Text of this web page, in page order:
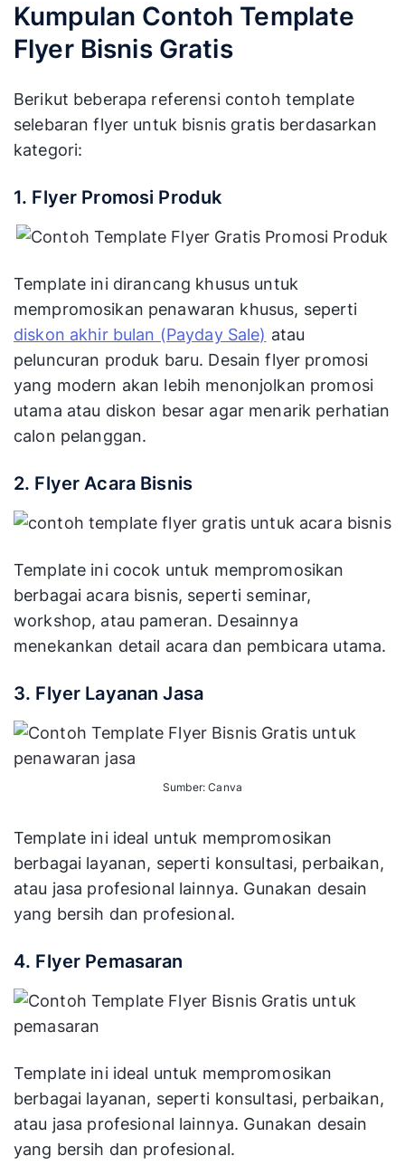
Kumpulan Contoh Template
Flyer Bisnis Gratis
Berikut beberapa referensi contoh template
selebaran flyer untuk bisnis gratis berdasarkan
kategori:
1. Flyer Promosi Produk
Template ini dirancang khusus untuk
mempromosikan penawaran khusus, seperti
diskon akhir bulan (Payday Sale) atau
peluncuran produk baru. Desain flyer promosi
yang modern akan lebih menonjolkan promosi
utama atau diskon besar agar menarik perhatian
calon pelanggan.
2. Flyer Acara Bisnis
Template ini cocok untuk mempromosikan
berbagai acara bisnis, seperti seminar,
workshop, atau pameran. Desainnya
menekankan detail acara dan pembicara utama.
3. Flyer Layanan Jasa
Sumber: Canva
Template ini ideal untuk mempromosikan
berbagai layanan, seperti konsultasi, perbaikan,
atau jasa profesional lainnya. Gunakan desain
yang bersih dan profesional.
4. Flyer Pemasaran
Template ini ideal untuk mempromosikan
berbagai layanan, seperti konsultasi, perbaikan,
atau jasa profesional lainnya. Gunakan desain
yang bersih dan profesional.